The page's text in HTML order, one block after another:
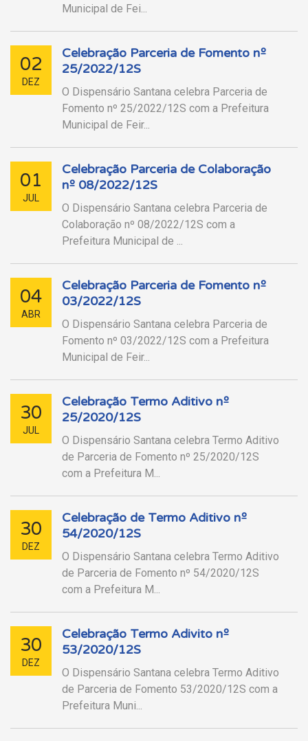
Municipal de Fei...
02
DEZ
Celebração Parceria de Fomento nº
25/2022/12S
O Dispensário Santana celebra Parceria de
Fomento nº 25/2022/12S com a Prefeitura
Municipal de Feir...
01
JUL
Celebração Parceria de Colaboração
nº 08/2022/12S
O Dispensário Santana celebra Parceria de
Colaboração nº 08/2022/12S com a
Prefeitura Municipal de ...
04
ABR
Celebração Parceria de Fomento nº
03/2022/12S
O Dispensário Santana celebra Parceria de
Fomento nº 03/2022/12S com a Prefeitura
Municipal de Feir...
30
JUL
Celebração Termo Aditivo nº
25/2020/12S
O Dispensário Santana celebra Termo Aditivo
de Parceria de Fomento nº 25/2020/12S
com a Prefeitura M...
30
DEZ
Celebração de Termo Aditivo nº
54/2020/12S
O Dispensário Santana celebra Termo Aditivo
de Parceria de Fomento nº 54/2020/12S
com a Prefeitura M...
30
DEZ
Celebração Termo Adivito nº
53/2020/12S
O Dispensário Santana celebra Termo Aditivo
de Parceria de Fomento 53/2020/12S com a
Prefeitura Muni...